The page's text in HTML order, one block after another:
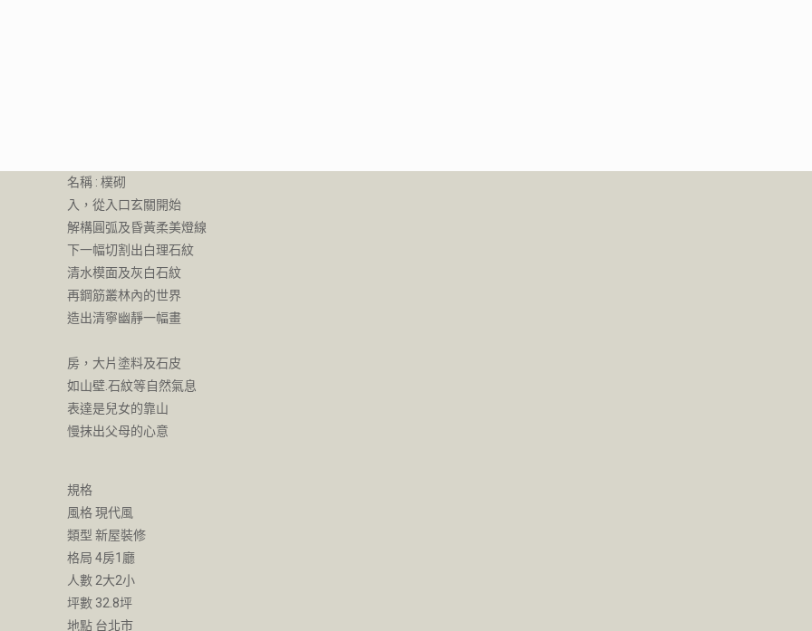
名稱 : 樸砌
入，從入口玄關開始
解構圓弧及昏黃柔美燈線
下一幅切割出白理石紋
清水模面及灰白石紋
再鋼筋叢林內的世界
造出清寧幽靜一幅畫
房，大片塗料及石皮
如山壁.石紋等自然氣息
表達是兒女的靠山
慢抹出父母的心意
規格
風格 現代風
類型 新屋裝修
格局 4房1廳
人數 2大2小
坪數 32.8坪
地點 台北市